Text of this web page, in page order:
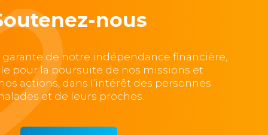
nous
garante de notre indépendance financière,
pour la poursuite de nos missions et
actions, dans l’intérêt des personnes
et de leurs proches.